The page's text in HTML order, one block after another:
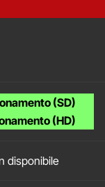
(SD)
(HD)
disponibile